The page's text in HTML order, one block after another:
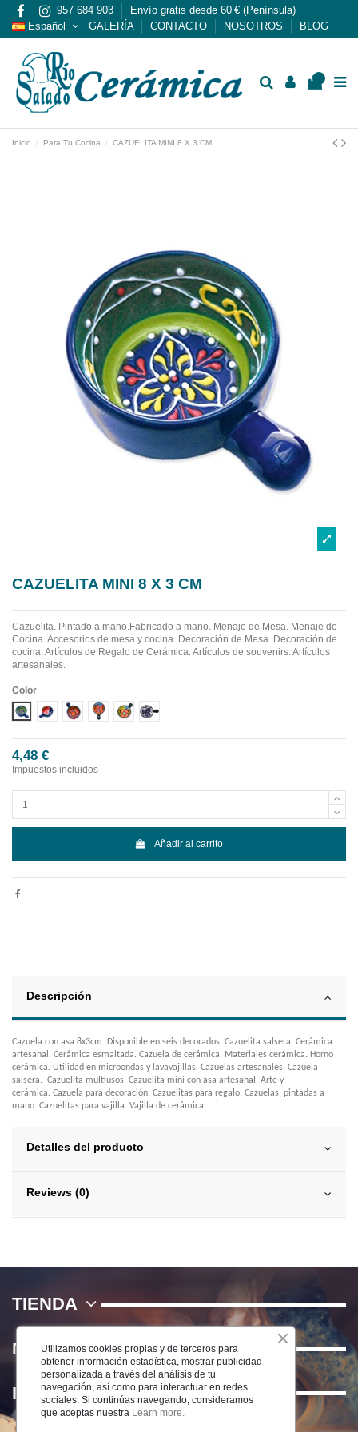
957 684 903
Envío gratis desde 60 € (Península)
Español
GALERÍA CONTACTO NOSOTROS BLOG
Inicio Para Tu Cocina CAZUELITA MINI 8 X 3 CM
CAZUELITA MINI 8 X 3 CM
Cazuelita. Pintado a mano.Fabricado a mano. Menaje de Mesa. Menaje de
Cocina. Accesorios de mesa y cocina. Decoración de Mesa. Decoración de
cocina. Artículos de Regalo de Cerámica. Artículos de souvenirs. Artículos
artesanales.
Color
Diseño 1Diseño 2Diseño 3Diseño 4Diseño 5Diseño 6
4,48 €
Impuestos incluidos
Añadir al carrito
Descripción
Cazuela con asa 8x3cm. Disponible en seis decorados. Cazuelita salsera. Cerámica
artesanal. Cerámica esmaltada. Cazuela de cerámica. Materiales cerámica. Horno
cerámica. Utilidad en microondas y lavavajillas. Cazuelas artesanales. Cazuela
salsera. Cazuelita multiusos. Cazuelita mini con asa artesanal. Arte y
cerámica. Cazuela para decoración. Cazuelitas para regalo. Cazuelas pintadas a
mano. Cazuelitas para vajilla. Vajilla de cerámica
Detalles del producto
Reviews (0)
TIENDA
NOSOTROS
INFORMACIÓN
Utilizamos cookies propias y de terceros para
obtener información estadística, mostrar publicidad
personalizada a través del análisis de tu
navegación, así como para interactuar en redes
sociales. Si continúas navegando, consideramos
que aceptas nuestra Learn more.